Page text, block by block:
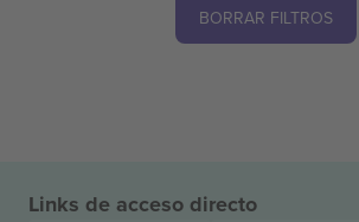
BORRAR FILTROS
Links de acceso directo